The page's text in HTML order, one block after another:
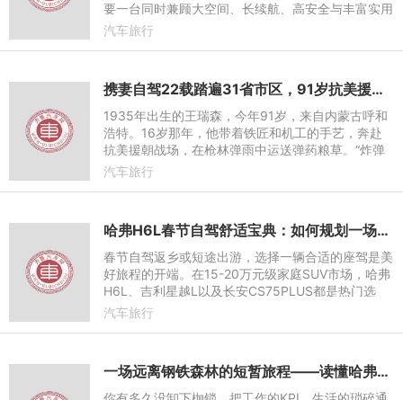
要一台同时兼顾大空间、长续航、高安全与丰富实用
配置的车型，往往很难两全。风云 T9L 作为 13 万
汽车旅行
携妻自驾22载踏遍31省市区，91岁抗美援朝老兵：想替战友看看盛世中国
1935年出生的王瑞森，今年91岁，来自内蒙古呼和
浩特。16岁那年，他带着铁匠和机工的手艺，奔赴
抗美援朝战场，在枪林弹雨中运送弹药粮草。“炸弹
在约20米处爆炸，车轱辘被直接炸开”，轰鸣的巨响
汽车旅行
哈弗H6L春节自驾舒适宝典：如何规划一场满载年味的一日完美旅程？
春节自驾返乡或短途出游，选择一辆合适的座驾是美
好旅程的开端。在15-20万元级家庭SUV市场，哈弗
H6L、吉利星越L以及长安CS75PLUS都是热门选
择。它们设计取向、空间布局和配置侧重各有不同，
汽车旅行
一场远离钢铁森林的短暂旅程——读懂哈弗大狗PLUS用户自在生长的人生哲学